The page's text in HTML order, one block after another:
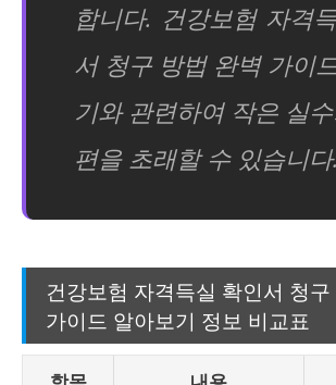
합니다. 건강보험 자격
서 청구 방법 완벽 가이
기와 관련하여 작은 실
편을 초래할 수 있습니다.
건강보험 자격득실 확인서 청구
가이드 알아보기 정보 비교표